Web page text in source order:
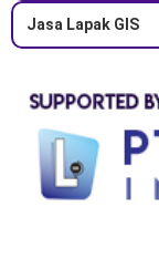
Jasa Lapak GIS